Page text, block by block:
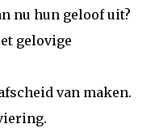
nu hun geloof uit?
gelovige
van maken.